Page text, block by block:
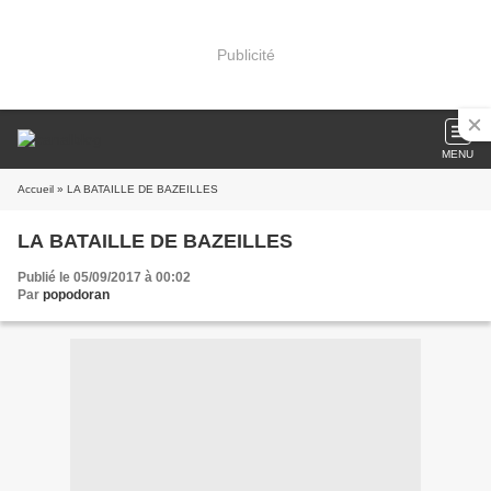
Publicité
MENU
Accueil » LA BATAILLE DE BAZEILLES
LA BATAILLE DE BAZEILLES
Publié le 05/09/2017 à 00:02
Par popodoran